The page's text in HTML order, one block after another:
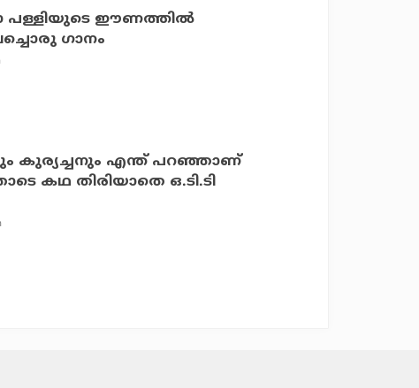
പള്ളിയുടെ ഈണത്തില്‍
ഗാനം
കുര്യച്ചനും എന്ത് പറഞ്ഞാണ്
കഥ തിരിയാതെ ഒ.ടി.ടി